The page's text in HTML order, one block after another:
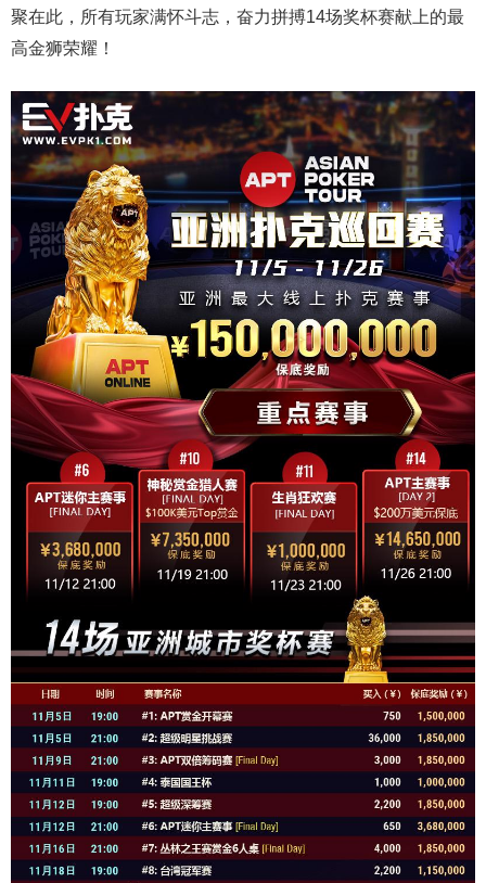
聚在此，所有玩家满怀斗志，奋力拼搏14场奖杯赛献上的最
高金狮荣耀！